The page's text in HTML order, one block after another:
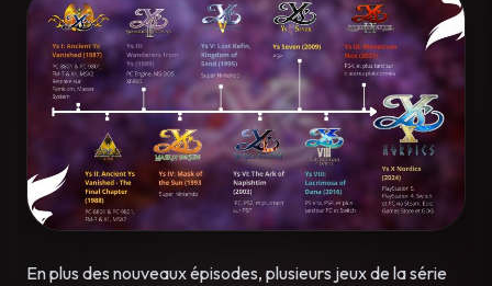
En plus des nouveaux épisodes, plusieurs jeux de la série